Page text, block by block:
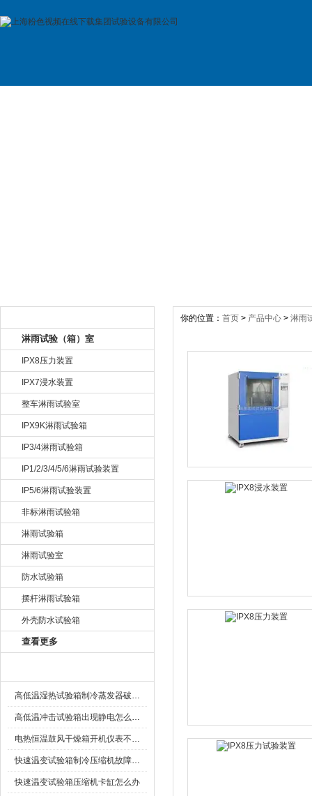
淋雨试验（箱）室
IPX8压力装置
IPX7浸水装置
整车淋雨试验室
IPX9K淋雨试验箱
IP3/4淋雨试验箱
IP1/2/3/4/5/6淋雨试验装置
IP5/6淋雨试验装置
非标淋雨试验箱
淋雨试验箱
淋雨试验室
防水试验箱
摆杆淋雨试验箱
外壳防水试验箱
查看更多
高低温湿热试验箱制冷蒸发器破损造成冰堵介绍
高低温冲击试验箱出现静电怎么办？
电热恒温鼓风干燥箱开机仪表不显示怎么办
快速温变试验箱制冷压缩机故障排除总结
快速温变试验箱压缩机卡缸怎么办
你的位置： 首页 > 产品中心 > 淋雨